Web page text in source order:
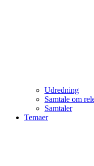
Udredning
Samtale om
Samtaler
Temaer